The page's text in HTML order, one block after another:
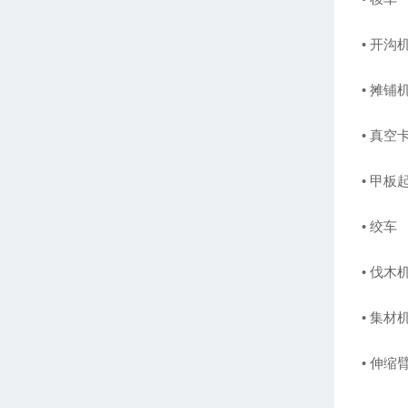
• 开沟
• 摊铺
• 真空
• 甲板
• 绞车
• 伐木
• 集材
• 伸缩